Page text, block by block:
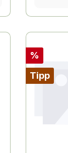
Rabatt
%
Tipp